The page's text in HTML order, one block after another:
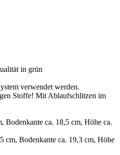
in grün
verwendet werden.
Stoffe! Mit Ablaufschlitzen im
Bodenkante ca. 18,5 cm, Höhe ca.
cm, Bodenkante ca. 19,3 cm, Höhe